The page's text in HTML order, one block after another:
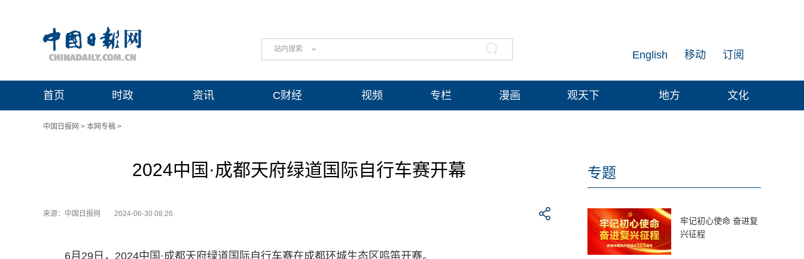
站内搜索 订阅
移动
English
首页 时政 资讯 C财经 视频 专栏 漫画 观天下 地方 文化
中国日报网 > 本网专稿 >
2024中国·成都天府绿道国际自行车赛开幕
来源：中国日报网 2024-06-30 08:26
6月29日，2024中国·成都天府绿道国际自行车赛在成都环城生态区鸣笛开赛。
专题
牢记初心使命 奋进复
兴征程